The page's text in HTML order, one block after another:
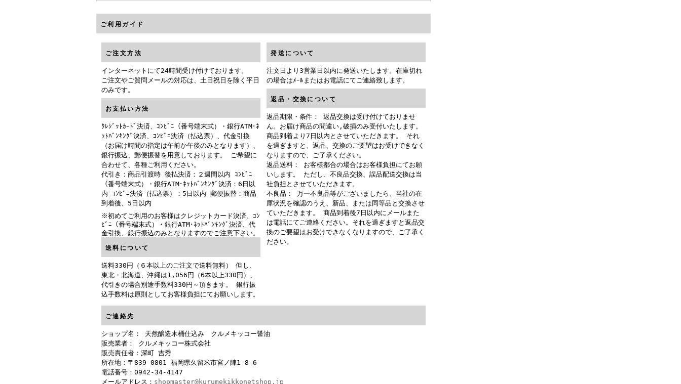
ご利用ガイド
ご注文方法
インターネットにて24時間受け付けております。
ご注文やご質問メールの対応は、土日祝日を除く平日
のみです。
お支払い方法
ｸﾚｼﾞｯﾄｶｰﾄﾞ決済、ｺﾝﾋﾞﾆ（番号端末式）・銀行ATM･ﾈ
ｯﾄﾊﾞﾝｷﾝｸﾞ決済、ｺﾝﾋﾞﾆ決済（払込票）、代金引換
（お届け時間の指定は午前か午後のみとなります）、
銀行振込、郵便振替を用意しております。 ご希望に
合わせて、各種ご利用ください。
代引き：商品引渡時 後払決済：２週間以内 ｺﾝﾋﾞﾆ
（番号端末式）・銀行ATM･ﾈｯﾄﾊﾞﾝｷﾝｸﾞ決済：6日以
内 ｺﾝﾋﾞﾆ決済（払込票）：5日以内 郵便振替：商品
到着後、5日以内
※初めてご利用のお客様はクレジットカード決済、ｺﾝ
ﾋﾞﾆ（番号端末式）・銀行ATM･ﾈｯﾄﾊﾞﾝｷﾝｸﾞ決済、代
金引換、銀行振込のみとなりますのでご注意下さい。
送料について
送料330円（６本以上のご注文で送料無料） 但し、
東北・北海道、沖縄は1,056円（6本以上330円）、
代引きの場合別途手数料330円～頂きます。 銀行振
込手数料は原則としてお客様負担にてお願いします。
発送について
注文日より3営業日以内に発送いたします。在庫切れ
の場合はﾒｰﾙまたはお電話にてご連絡致します。
返品・交換について
返品期限・条件： 返品交換は受け付けておりませ
ん。お届け商品の間違い,破損のみ受付いたします。
商品到着より7日以内とさせていただきます。 それ
を過ぎますと、返品、交換のご要望はお受けできなく
なりますので、ご了承ください。
返品送料： お客様都合の場合はお客様負担にてお願
いします。 ただし、不良品交換、誤品配送交換は当
社負担とさせていただきます。
不良品： 万一不良品等がございましたら、当社の在
庫状況を確認のうえ、新品、または同等品と交換させ
ていただきます。 商品到着後7日以内にメールまた
は電話にてご連絡ください。それを過ぎますと返品交
換のご要望はお受けできなくなりますので、ご了承く
ださい。
ご連絡先
ショップ名： 天然醸造木桶仕込み クルメキッコー醤油
販売業者： クルメキッコー株式会社
販売責任者：深町 吉秀
所在地：〒839-0801 福岡県久留米市宮ノ陣1-8-6
電話番号：0942-34-4147
メールアドレス： shopmaster@kurumekikkonetshop.jp